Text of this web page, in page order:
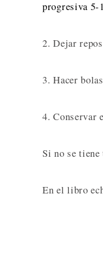
progresiva 5-
2. Dejar
3. Hacer
4. Conservar
Si no se tiene
En el libro